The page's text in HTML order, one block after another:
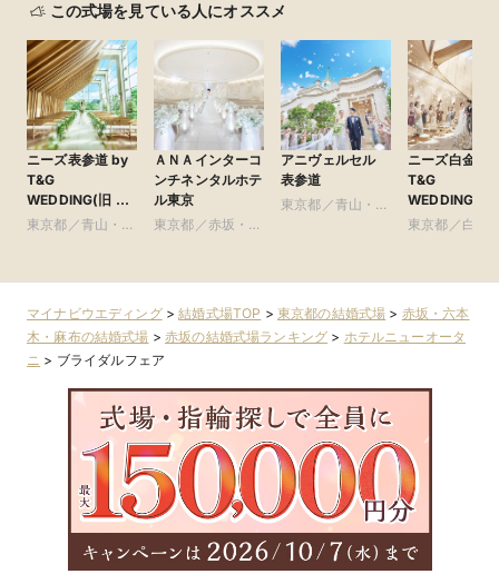
この式場を見ている人にオススメ
ニーズ表参道 by
T&G
WEDDING(旧 表
参道TERRACE)
東京都／青山・表
ＡＮＡインターコ
ンチネンタルホテ
ル東京
東京都／赤坂・六
アニヴェルセル
表参道
東京都／青山・表
ニーズ白金 by
T&G
WEDDING(旧
アーフェリー
東京都／白金
マイナビウエディング>結婚式場TOP > 東京都の結婚式場 > 赤坂・六本
木・麻布の結婚式場 >赤坂の結婚式場ランキング > ホテルニューオータ
ニ > ブライダルフェア